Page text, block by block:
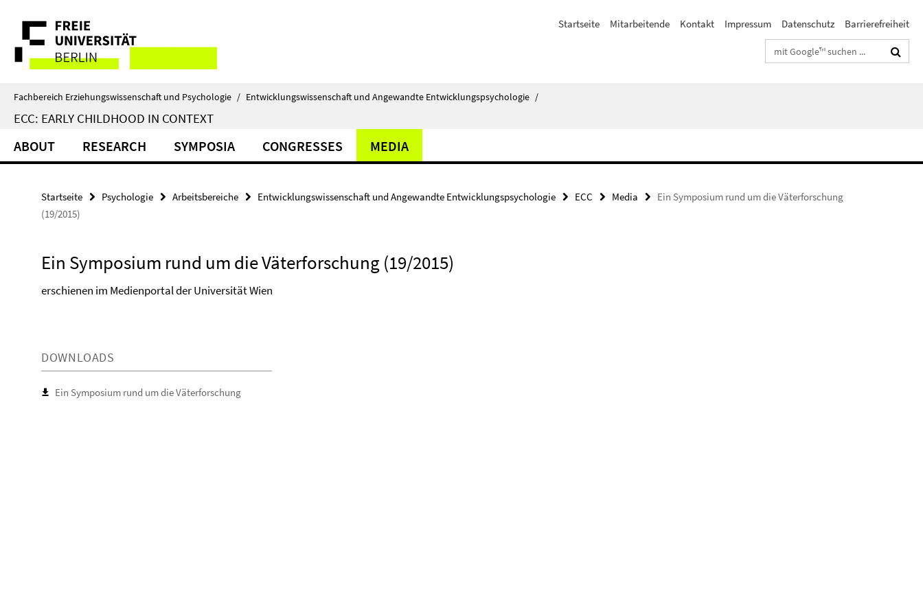
direkt
Inhalt
Service-
Navigation
Startseite Mitarbeitende Kontakt Impressum Datenschutz
Barrierefreiheit
Suchbegriffe
Fachbereich Erziehungswissenschaft und Psychologie / Entwicklungswissenschaft und Angewandte Entwicklungspsychologie /
ECC: EARLY CHILDHOOD IN CONTEXT
ABOUT RESEARCH SYMPOSIA CONGRESSES MEDIA
Startseite Psychologie Arbeitsbereiche Entwicklungswissenschaft und Angewandte Entwicklungspsychologie ECC Media
Ein Symposium rund um die Väterforschung
(19/2015)
Ein Symposium rund um die Väterforschung (19/2015)
erschienen im Medienportal der Universität Wien
DOWNLOADS
Ein Symposium rund um die Väterforschung